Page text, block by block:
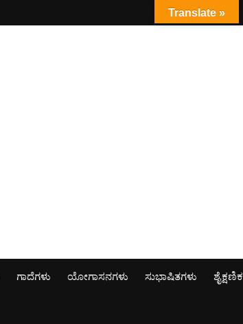
ಗಾದೆಗಳು ಯೋಗಾಸನಗಳು ಸುಭಾಷಿತಗಳು ಶೈಕ್ಷಣಿಕ
Translate »